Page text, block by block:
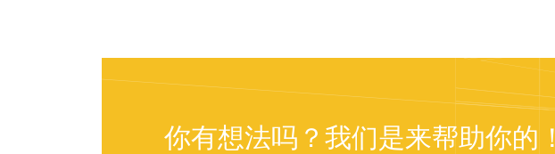
你有想法吗？我们是来帮助你的！